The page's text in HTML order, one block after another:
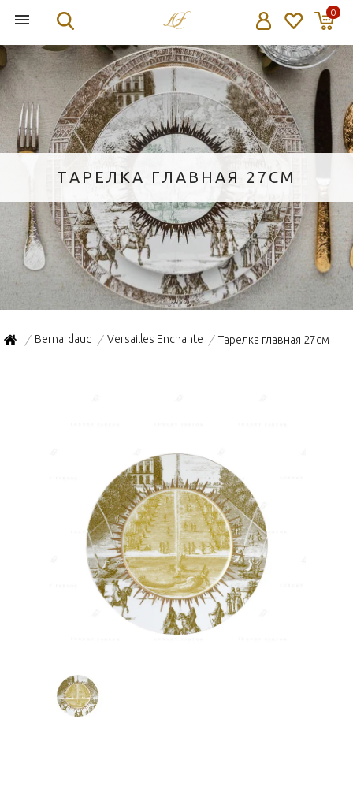
0
ТАРЕЛКА ГЛАВНАЯ 27СМ
/ Bernardaud / Versailles Enchante / Тарелка главная 27см